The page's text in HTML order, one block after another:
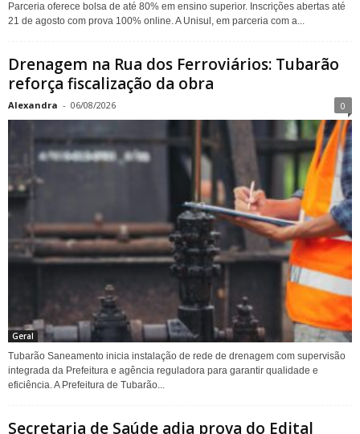
Parceria oferece bolsa de até 80% em ensino superior. Inscrições abertas até
21 de agosto com prova 100% online. A Unisul, em parceria com a...
Drenagem na Rua dos Ferroviários: Tubarão
reforça fiscalização da obra
Alexandra - 06/08/2026 0
Geral
Tubarão Saneamento inicia instalação de rede de drenagem com supervisão
integrada da Prefeitura e agência reguladora para garantir qualidade e
eficiência. A Prefeitura de Tubarão...
Secretaria de Saúde adia prova do Edital